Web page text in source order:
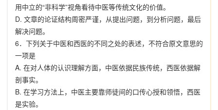
用中立的“非科学”视角看待中医等传统文化的价值。
D. 文章的论证结构周密严谨，从提出问题，到分析问题，最后
解决问题。
6． 下列关于中医和西医的不同之处的表述，不符合原文意思的
一项是
A. 在对人体的认识理解方面，中医依据民族传统，西医依据解
剖事实。
B. 在学习方法上，中医主要靠师徒间的口传心授和领悟，西医
是实验。